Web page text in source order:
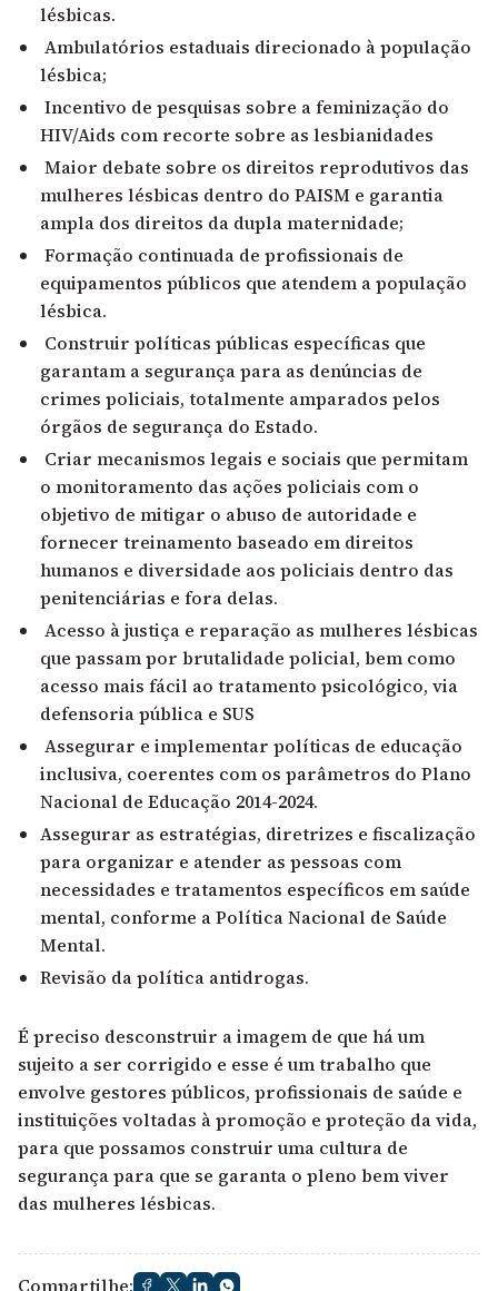
lésbicas.
Ambulatórios estaduais direcionado à população
lésbica;
Incentivo de pesquisas sobre a feminização do
HIV/Aids com recorte sobre as lesbianidades
Maior debate sobre os direitos reprodutivos das
mulheres lésbicas dentro do PAISM e garantia
ampla dos direitos da dupla maternidade;
Formação continuada de profissionais de
equipamentos públicos que atendem a população
lésbica.
Construir políticas públicas específicas que
garantam a segurança para as denúncias de
crimes policiais, totalmente amparados pelos
órgãos de segurança do Estado.
Criar mecanismos legais e sociais que permitam
o monitoramento das ações policiais com o
objetivo de mitigar o abuso de autoridade e
fornecer treinamento baseado em direitos
humanos e diversidade aos policiais dentro das
penitenciárias e fora delas.
Acesso à justiça e reparação as mulheres lésbicas
que passam por brutalidade policial, bem como
acesso mais fácil ao tratamento psicológico, via
defensoria pública e SUS
Assegurar e implementar políticas de educação
inclusiva, coerentes com os parâmetros do Plano
Nacional de Educação 2014-2024.
Assegurar as estratégias, diretrizes e fiscalização
para organizar e atender as pessoas com
necessidades e tratamentos específicos em saúde
mental, conforme a Política Nacional de Saúde
Mental.
Revisão da política antidrogas.
É preciso desconstruir a imagem de que há um
sujeito a ser corrigido e esse é um trabalho que
envolve gestores públicos, profissionais de saúde e
instituições voltadas à promoção e proteção da vida,
para que possamos construir uma cultura de
segurança para que se garanta o pleno bem viver
das mulheres lésbicas.
Compartilhe: